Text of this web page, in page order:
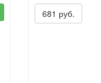
681 руб.